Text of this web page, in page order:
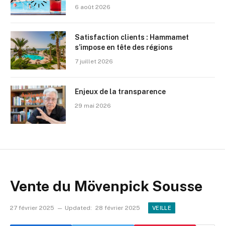
6 août 2026
Satisfaction clients : Hammamet
s’impose en tête des régions
7 juillet 2026
Enjeux de la transparence
29 mai 2026
Vente du Mövenpick Sousse
27 février 2025 Updated: 28 février 2025 VEILLE